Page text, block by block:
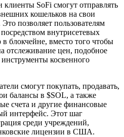
клиенты SoFi смогут отправлять
кошельков на свои
позволяет пользователям
внутрисетевых
блокчейне, вместо того чтобы
отслеживание цен, подобное
косвенного
смогут покупать, продавать,
балансы в $SOL, а также
счета и другие финансовые
интерфейс. Этот шаг
среди учреждений,
лицензии в США.